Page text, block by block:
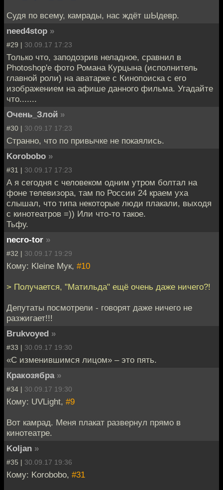
Судя по всему, камрады, нас ждёт шЫдевр.
need4stop »
#29 | 30.09.17 17:23
Только что, заподозрив неладное, сравнил в
Photoshop'е фото Романа Курцына (исполнитель
главной роли) на аватарке с Кинопоиска с его
изображением на афише данного фильма. Угадайте
что.......
Очень_Злой »
#30 | 30.09.17 17:23
Странно, что по привычке не покаялись.
Korobobo »
#31 | 30.09.17 17:23
А я сегодня с человеком одним утром болтал на
фоне телевизора, там по России 24 краем уха
слышал, что типа некоторые люди плакали, выходя
с кинотеатров =)) Или что-то такое.
Тьфу.
necro-tor »
#32 | 30.09.17 19:29
Кому: Kleine Мук, #10
> Получается, "Матильда" ещё очень даже ничего?!
Депутаты посмотрели - говорят даже ничего не
разжигает!!!
Brukvoyed »
#33 | 30.09.17 19:30
«С изменившимся лицом» – это пять.
Кракозябра »
#34 | 30.09.17 19:30
Кому: UVLight, #9
Вот камрад. Меня плакат развернул прямо в
кинотеатре.
Koljan »
#35 | 30.09.17 19:36
Кому: Korobobo, #31